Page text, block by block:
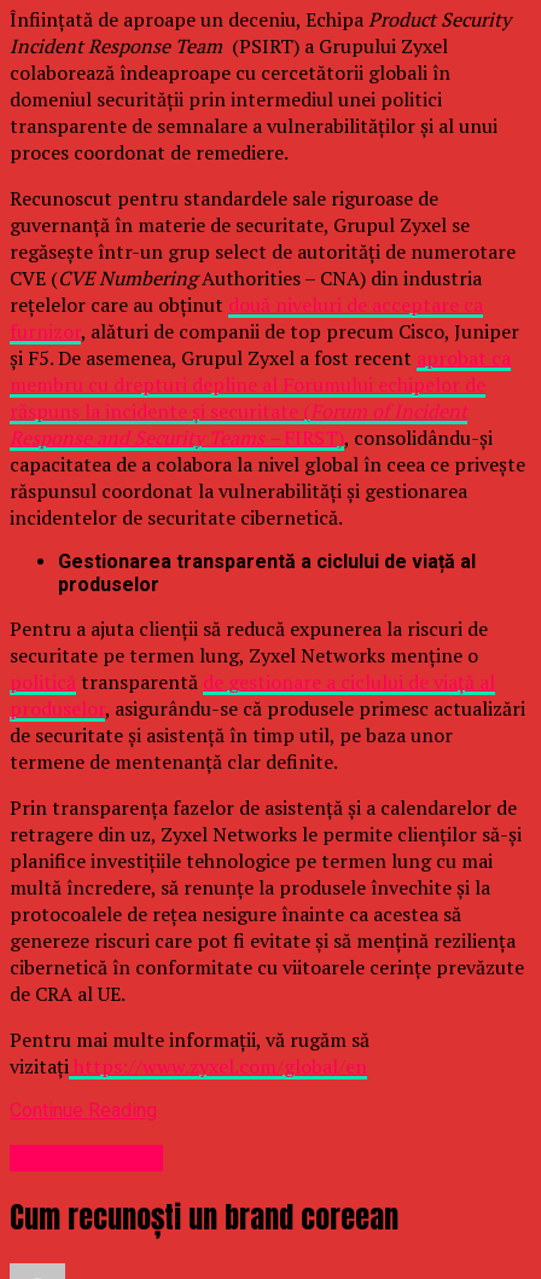
Înființată de aproape un deceniu, EchipaProduct Security
Incident Response Team (PSIRT) a Grupului Zyxel
colaborează îndeaproape cu cercetătorii globali în
domeniul securității prin intermediul unei politici
transparente de semnalare a vulnerabilităților și al unui
proces coordonat de remediere.
Recunoscut pentru standardele sale riguroase de
guvernanță în materie de securitate, Grupul Zyxel se
regăsește într-un grup select de autorități de numerotare
CVE (CVE NumberingAuthorities – CNA) din industria
rețelelor care au obținut două niveluri de acceptare ca
furnizor, alături de companii de top precum Cisco, Juniper
și F5. De asemenea, Grupul Zyxel a fost recent aprobat ca
membru cu drepturi depline al Forumului echipelor de
răspuns la incidente și securitate (Forum of Incident
Response and Security Teams –FIRST), consolidându-și
capacitatea de a colabora la nivel global în ceea ce privește
răspunsul coordonat la vulnerabilități și gestionarea
incidentelor de securitate cibernetică.
Gestionarea transparentă a ciclului de viață al
produselor
Pentru a ajuta clienții să reducă expunerea la riscuri de
securitate pe termen lung, Zyxel Networks menține o
politică transparentă de gestionare a ciclului de viață al
produselor, asigurându-se că produsele primesc actualizări
de securitate și asistență în timp util, pe baza unor
termene de mentenanță clar definite.
Prin transparența fazelor de asistență și a calendarelor de
retragere din uz, Zyxel Networks le permite clienților să-și
planifice investițiile tehnologice pe termen lung cu mai
multă încredere, să renunțe la produsele învechite și la
protocoalele de rețea nesigure înainte ca acestea să
genereze riscuri care pot fi evitate și să mențină reziliența
cibernetică în conformitate cu viitoarele cerințe prevăzute
de CRA al UE.
Pentru mai multe informații, vă rugăm să
vizitațihttps://www.zyxel.com/global/en
Continue Reading
Cum recunoști un brand coreean